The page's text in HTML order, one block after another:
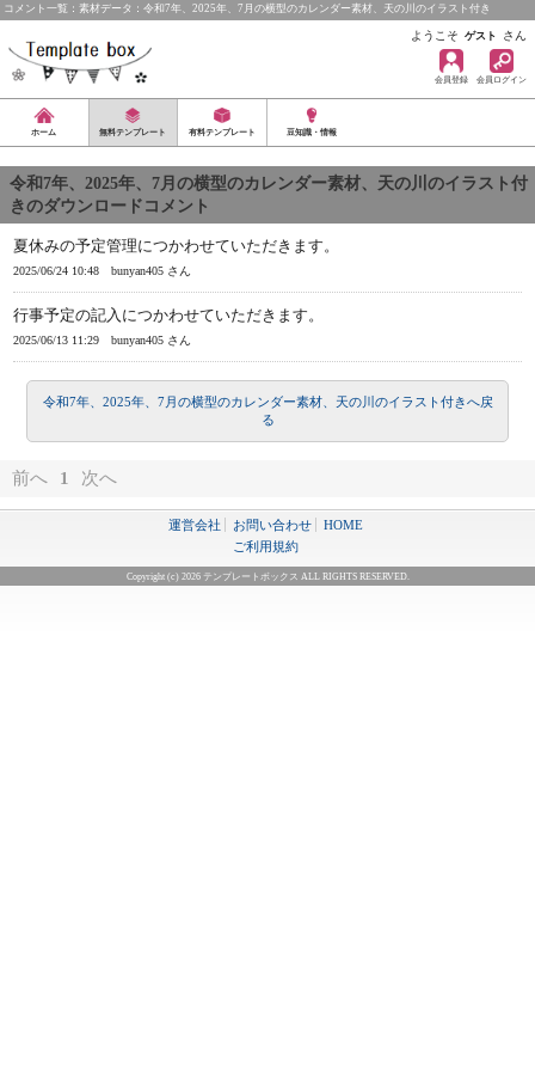
コメント一覧：素材データ：令和7年、2025年、7月の横型のカレンダー素材、天の川のイラスト付き
ようこそ ゲスト さん
会員登録 会員ログイン
ホーム 無料テンプレート 有料テンプレート 豆知識・情報
令和7年、2025年、7月の横型のカレンダー素材、天の川のイラスト付
きのダウンロードコメント
夏休みの予定管理につかわせていただきます。
2025/06/24 10:48 bunyan405 さん
行事予定の記入につかわせていただきます。
2025/06/13 11:29 bunyan405 さん
令和7年、2025年、7月の横型のカレンダー素材、天の川のイラスト付きへ戻
る
前へ 1 次へ
運営会社 お問い合わせ
HOME
ご利用規約
Copyright (c) 2026 テンプレートボックス ALL RIGHTS RESERVED.